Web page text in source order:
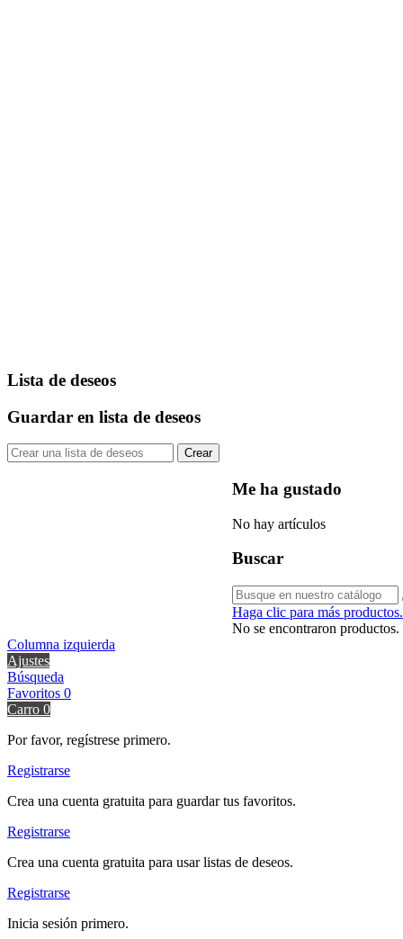
Lista de deseos
Guardar en lista de deseos
Crear
Me ha gustado
No hay artículos
Buscar
Haga clic para más productos.
No se encontraron productos.
Columna izquierda
Ajustes
Búsqueda
Favoritos 0
Carro 0
Por favor, regístrese primero.
Registrarse
Crea una cuenta gratuita para guardar tus favoritos.
Registrarse
Crea una cuenta gratuita para usar listas de deseos.
Registrarse
Inicia sesión primero.